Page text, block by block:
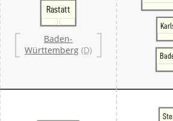
Rastatt
Baden-
Württemberg (D)